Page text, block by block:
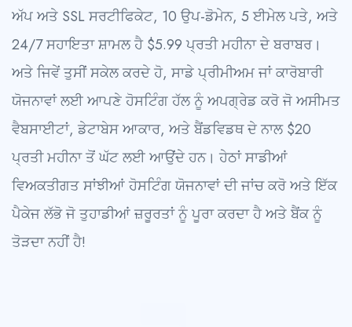
ਅੱਪ ਅਤੇ SSL ਸਰਟੀਫਿਕੇਟ, 10 ਉਪ-ਡੋਮੇਨ, 5 ਈਮੇਲ ਪਤੇ, ਅਤੇ
24/7 ਸਹਾਇਤਾ ਸ਼ਾਮਲ ਹੈ $5.99 ਪ੍ਰਤੀ ਮਹੀਨਾ ਦੇ ਬਰਾਬਰ।
ਅਤੇ ਜਿਵੇਂ ਤੁਸੀਂ ਸਕੇਲ ਕਰਦੇ ਹੋ, ਸਾਡੇ ਪ੍ਰੀਮੀਅਮ ਜਾਂ ਕਾਰੋਬਾਰੀ
ਯੋਜਨਾਵਾਂ ਲਈ ਆਪਣੇ ਹੋਸਟਿੰਗ ਹੱਲ ਨੂੰ ਅਪਗ੍ਰੇਡ ਕਰੋ ਜੋ ਅਸੀਮਤ
ਵੈਬਸਾਈਟਾਂ, ਡੇਟਾਬੇਸ ਆਕਾਰ, ਅਤੇ ਬੈਂਡਵਿਡਥ ਦੇ ਨਾਲ $20
ਪ੍ਰਤੀ ਮਹੀਨਾ ਤੋਂ ਘੱਟ ਲਈ ਆਉਂਦੇ ਹਨ। ਹੇਠਾਂ ਸਾਡੀਆਂ
ਵਿਅਕਤੀਗਤ ਸਾਂਝੀਆਂ ਹੋਸਟਿੰਗ ਯੋਜਨਾਵਾਂ ਦੀ ਜਾਂਚ ਕਰੋ ਅਤੇ ਇੱਕ
ਪੈਕੇਜ ਲੱਭੋ ਜੋ ਤੁਹਾਡੀਆਂ ਜ਼ਰੂਰਤਾਂ ਨੂੰ ਪੂਰਾ ਕਰਦਾ ਹੈ ਅਤੇ ਬੈਂਕ ਨੂੰ
ਤੋੜਦਾ ਨਹੀਂ ਹੈ!